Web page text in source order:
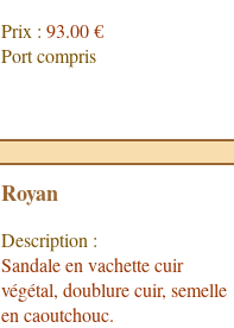
Prix : 93.00 €
Port compris
Royan
Description :
Sandale en vachette cuir
végétal, doublure cuir, semelle
en caoutchouc.